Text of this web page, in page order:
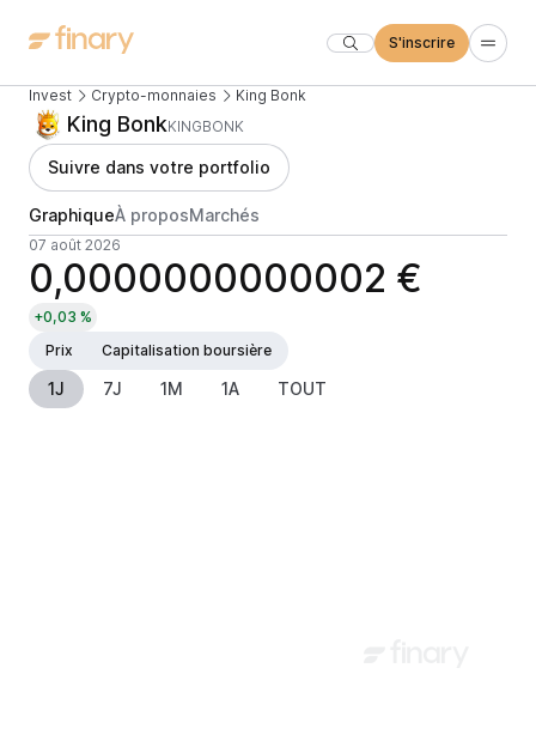
S'inscrire
Invest Crypto-monnaies King Bonk
King BonkKINGBONK
Suivre dans votre portfolio
GraphiqueÀ proposMarchés
07 août 2026
0,0000000000002 €
+0,03 %
Prix
Capitalisation boursière
1J 7J 1M 1A TOUT